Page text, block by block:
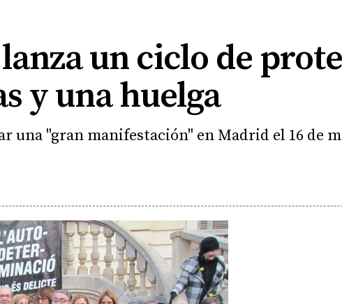
un ciclo de
y una huelga
una "gran manifestación" en Madrid el 16 de